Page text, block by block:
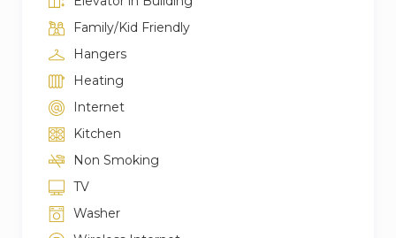
Family/Kid Friendly
Hangers
Heating
Internet
Kitchen
Non Smoking
TV
Washer